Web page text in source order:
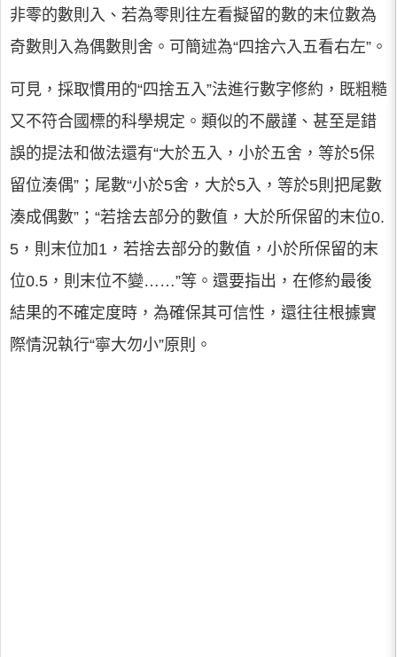
非零的數則入、若為零則往左看擬留的數的末位數為
奇數則入為偶數則舍。可簡述為“四捨六入五看右左”。
可見，採取慣用的“四捨五入”法進行數字修約，既粗糙
又不符合國標的科學規定。類似的不嚴謹、甚至是錯
誤的提法和做法還有“大於五入，小於五舍，等於5保
留位湊偶”；尾數“小於5舍，大於5入，等於5則把尾數
湊成偶數”；“若捨去部分的數值，大於所保留的末位0.
5，則末位加1，若捨去部分的數值，小於所保留的末
位0.5，則末位不變……”等。還要指出，在修約最後
結果的不確定度時，為確保其可信性，還往往根據實
際情況執行“寧大勿小”原則。